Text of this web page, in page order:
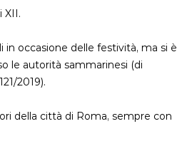
XII.
occasione delle festività, ma si è
le autorità sammarinesi (di
2019).
della città di Roma, sempre con